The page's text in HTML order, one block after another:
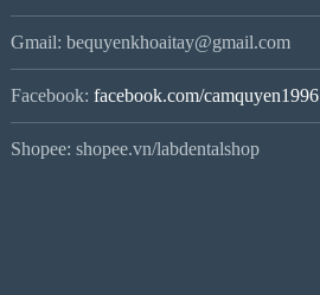
Gmail: bequyenkhoaitay@gmail.com
Facebook: facebook.com/camquyen1996
Shopee: shopee.vn/labdentalshop